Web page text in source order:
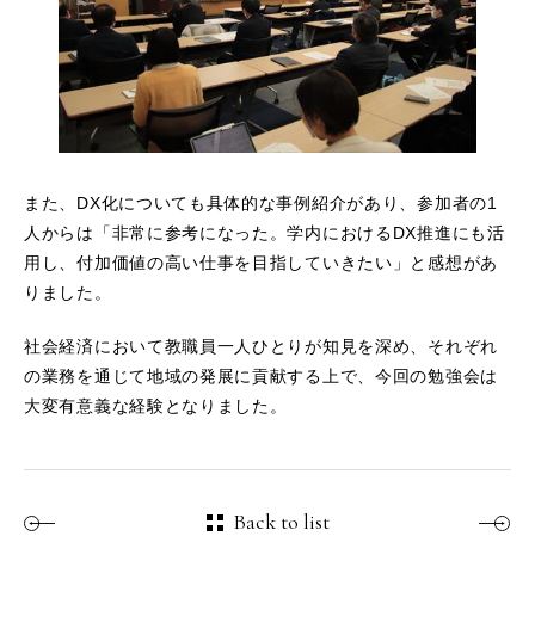
また、DX化についても具体的な事例紹介があり、参加者の1
人からは「非常に参考になった。学内におけるDX推進にも活
用し、付加価値の高い仕事を目指していきたい」と感想があ
りました。
社会経済において教職員一人ひとりが知見を深め、それぞれ
の業務を通じて地域の発展に貢献する上で、今回の勉強会は
大変有意義な経験となりました。
Back to list